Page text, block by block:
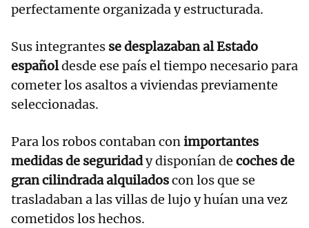
perfectamente organizada y estructurada.
Sus integrantes se desplazaban al Estado
españoldesde ese país el tiempo necesario para
cometer los asaltos a viviendas previamente
seleccionadas.
Para los robos contaban conimportantes
medidas de seguridady disponían de coches de
gran cilindrada alquiladoscon los que se
trasladaban a las villas de lujo y huían una vez
cometidos los hechos.